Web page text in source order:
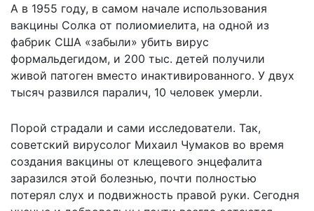
А в 1955 году, в самом начале использования
вакцины Солка от полиомиелита, на одной из
фабрик США «забыли» убить вирус
формальдегидом, и 200 тыс. детей получили
живой патоген вместо инактивированного. У двух
тысяч развился паралич, 10 человек умерли.
Порой страдали и сами исследователи. Так,
советский вирусолог Михаил Чумаков во время
создания вакцины от клещевого энцефалита
заразился этой болезнью, почти полностью
потерял слух и подвижность правой руки. Сегодня